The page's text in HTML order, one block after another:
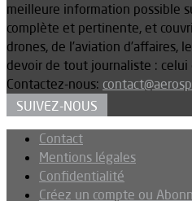
meilleure information possible
complète et pertinente, et
drones, de l’aviation d’affaires,
devoir de tout journaliste : celui
Contactez-nous:
SUIVEZ-NOUS
Contact
Mentions légales
Confidentialité
Créez un compte ou